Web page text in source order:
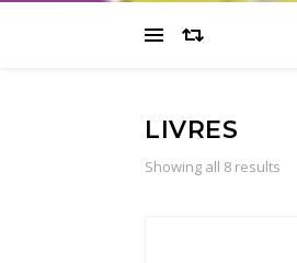
LIVRES
Showing all 8 results